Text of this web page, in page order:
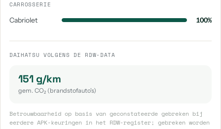
CARROSSERIE
Cabriolet 100%
DAIHATSU VOLGENS DE RDW-DATA
151 g/km
gem. CO₂ (brandstofauto's)
Betrouwbaarheid op basis van geconstateerde gebreken bij
eerdere APK-keuringen in het RDW-register; gebreken worden